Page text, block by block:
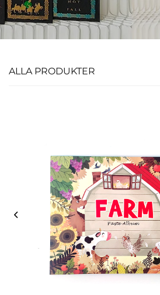
ALLA PRODUKTER